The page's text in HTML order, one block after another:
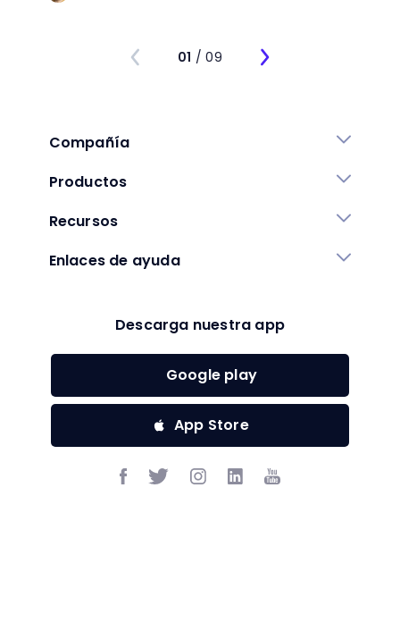
01 / 09
Compañía
Productos
Recursos
Enlaces de ayuda
Descarga nuestra app
Google play
App Store